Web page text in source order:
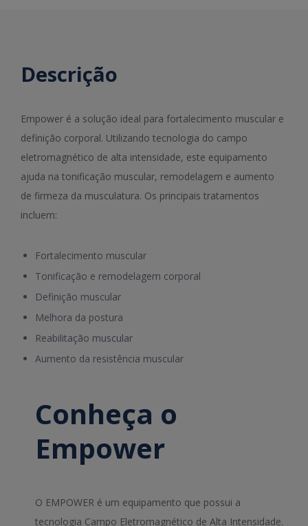
Descrição
Empower é a solução ideal para fortalecimento muscular e
definição corporal. Utilizando tecnologia do campo
eletromagnético de alta intensidade, este equipamento
ajuda na tonificação muscular, remodelagem e aumento
de firmeza da musculatura. Os principais tratamentos
incluem:
Fortalecimento muscular
Tonificação e remodelagem corporal
Definição muscular
Melhora da postura
Reabilitação muscular
Aumento da resistência muscular
Conheça o
Empower
O EMPOWER é um equipamento que possui a
tecnologia Campo Eletromagnético de Alta Intensidade.